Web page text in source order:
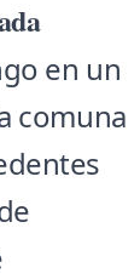
en un
comuna